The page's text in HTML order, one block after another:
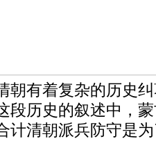
朝有着复杂的历史
段历史的叙述中，
计清朝派兵防守是